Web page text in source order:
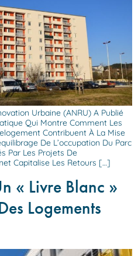
Urbaine (ANRU) A Publié
Qui Montre Comment Les
Contribuent À La Mise
De L’occupation Du Parc
Par Les Projets De
Capitalise Les Retours […]
« Livre Blanc »
Logements